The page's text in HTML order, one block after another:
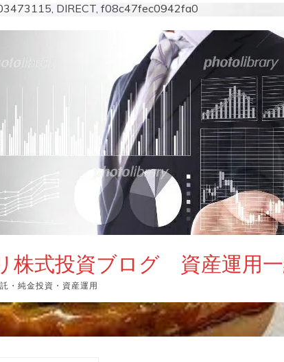
DIRECT, f08c47fec0942fa0
株式投資ブログ 資産運用
・純金投資・資産運用